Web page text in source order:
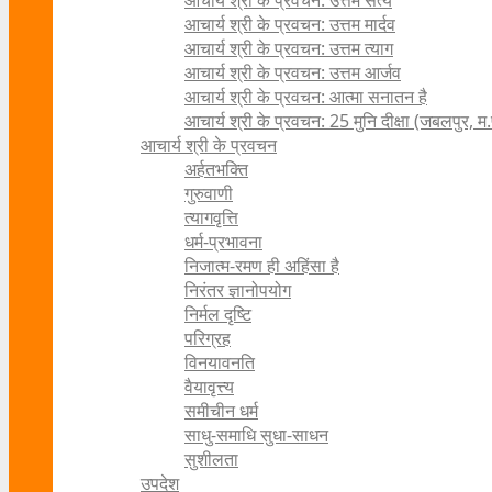
आचार्य श्री के प्रवचन: उत्तम मार्दव
आचार्य श्री के प्रवचन: उत्तम त्याग
आचार्य श्री के प्रवचन: उत्तम आर्जव
आचार्य श्री के प्रवचन: आत्मा सनातन है
आचार्य श्री के प्रवचन: 25 मुनि दीक्षा (जबलपुर,
आचार्य श्री के प्रवचन
अर्हतभक्ति
गुरुवाणी
त्यागवृत्ति
धर्म-प्रभावना
निजात्म-रमण ही अहिंसा है
निरंतर ज्ञानोपयोग
निर्मल दृष्टि
परिग्रह
विनयावनति
वैयावृत्त्य
समीचीन धर्म
साधु-समाधि सुधा-साधन
सुशीलता
उपदेश